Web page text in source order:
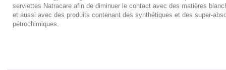
serviettes Natracare afin de diminuer le contact avec des matières
et aussi avec des produits contenant des synthétiques et des super-
pétrochimiques.